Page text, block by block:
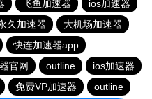
飞鱼加速器
ios加速器
久加速器
大机场加速器
快连加速器app
官网 outline
ios加速器
免费VP加速器 outline